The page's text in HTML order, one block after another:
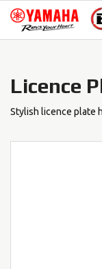
Skip
navigation
Skip
content
Licence
Stylish licence plate